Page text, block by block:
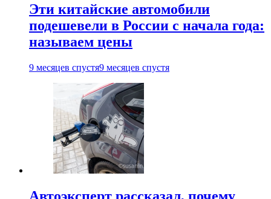
Эти китайские автомобили
подешевели в России с начала года:
называем цены
9 месяцев спустя9 месяцев спустя
Автоэксперт рассказал, почему